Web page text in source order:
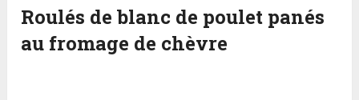
Roulés de blanc de poulet panés
au fromage de chèvre